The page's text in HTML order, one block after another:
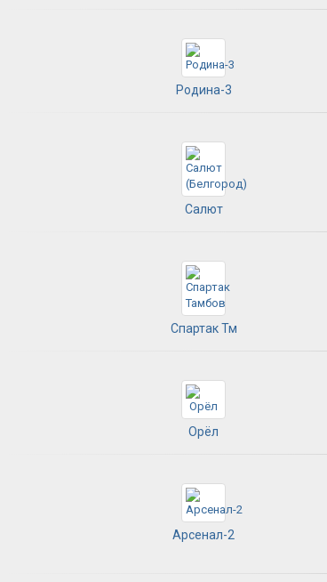
Родина-3
Салют
Спартак Тм
Орёл
Арсенал-2